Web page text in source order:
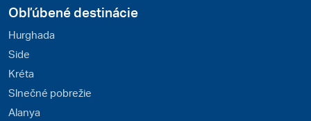
Obľúbené destinácie
Hurghada
Side
Kréta
Slnečné pobrežie
Alanya